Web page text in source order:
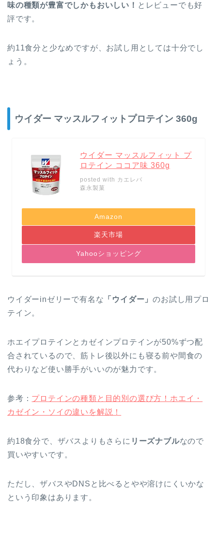
味の種類が豊富でしかもおいしい！ とレビューでも好
評です。
約11食分と少なめですが、お試し用としては十分でし
ょう。
ウイダー マッスルフィットプロテイン 360g
ウイダー マッスルフィット プ
ロテイン ココア味 360g
posted with カエレバ
森永製菓
Amazon
楽天市場
Yahooショッピング
ウイダーinゼリーで有名な 「ウイダー」のお試し用プロ
テイン。
ホエイプロテインとカゼインプロテインが50%ずつ配
合されているので、筋トレ後以外にも寝る前や間食の
代わりなど使い勝手がいいのが魅力です。
参考： プロテインの種類と目的別の選び方！ホエイ・
カゼイン・ソイの違いを解説！
約18食分で、ザバスよりもさらに リーズナブルなので
買いやすいです。
ただし、ザバスやDNSと比べるとやや溶けにくいかな
という印象はあります。